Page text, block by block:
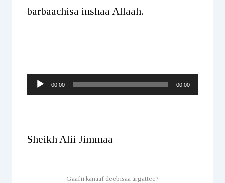
barbaachisa inshaa Allaah.
Audio00:00 00:00
Sheikh Alii Jimmaa
Gaafii kanaaf deebisaa argattee?